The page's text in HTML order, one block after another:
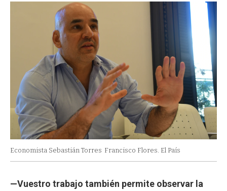
Economista Sebastián Torres Francisco Flores. El País
—Vuestro trabajo también permite observar la